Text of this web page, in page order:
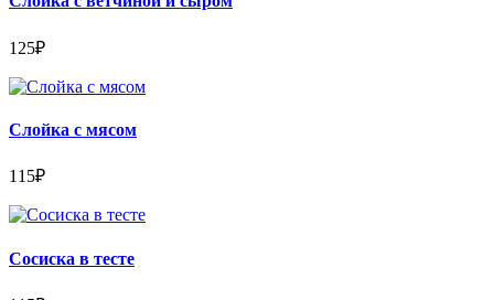
125₽
Слойка с мясом
115₽
Сосиска в тесте